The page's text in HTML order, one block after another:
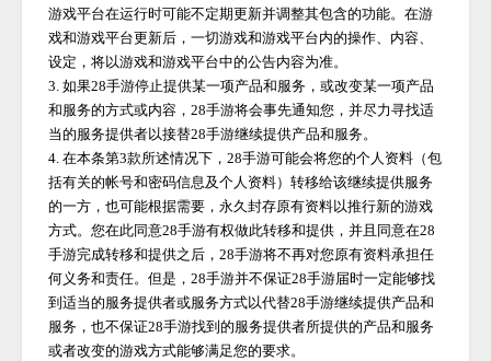
游戏平台在运行时可能不定期更新并调整其包含的功能。在游
戏和游戏平台更新后，一切游戏和游戏平台内的操作、内容、
设定，将以游戏和游戏平台中的公告内容为准。
3. 如果28手游停止提供某一项产品和服务，或改变某一项产品
和服务的方式或内容，28手游将会事先通知您，并尽力寻找适
当的服务提供者以接替28手游继续提供产品和服务。
4. 在本条第3款所述情况下，28手游可能会将您的个人资料（包
括有关的帐号和密码信息及个人资料）转移给该继续提供服务
的一方，也可能根据需要，永久封存原有资料以推行新的游戏
方式。您在此同意28手游有权做此转移和提供，并且同意在28
手游完成转移和提供之后，28手游将不再对您原有资料承担任
何义务和责任。但是，28手游并不保证28手游届时一定能够找
到适当的服务提供者或服务方式以代替28手游继续提供产品和
服务，也不保证28手游找到的服务提供者所提供的产品和服务
或者改变的游戏方式能够满足您的要求。